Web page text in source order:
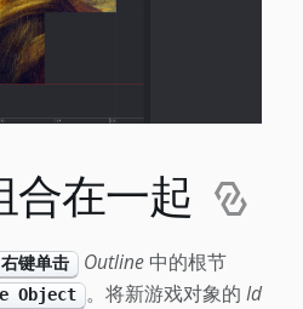
合在一起
右键单击 Outline 中的根节
Object 。将新游戏对象的Id